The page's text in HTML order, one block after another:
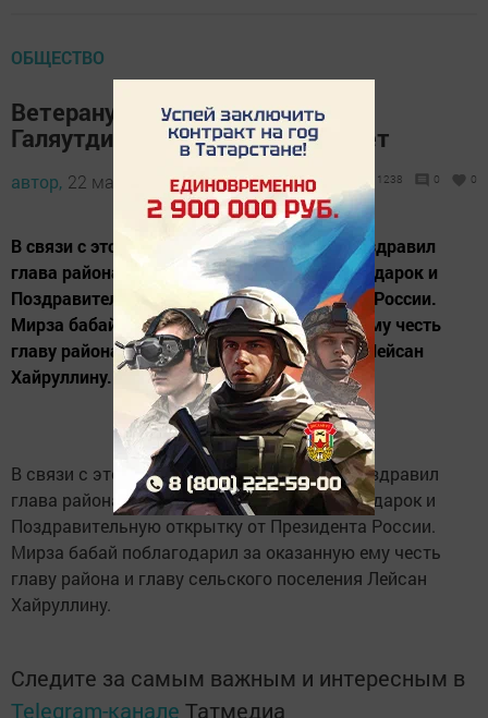
ОБЩЕСТВО
Ветерану войны Мирза абый
Галяутдинову исполнилось 90 лет
автор, 22 мая 2014 - 12:51 1238 0 0
В связи с этой памятной датой юбиляра поздравил
глава района Рашид Загидуллин, вручил подарок и
Поздравительную открытку от Президента России.
Мирза бабай поблагодарил за оказанную ему честь
главу района и главу сельского поселения Лейсан
Хайруллину.
В связи с этой памятной датой юбиляра поздравил
глава района Рашид Загидуллин, вручил подарок и
Поздравительную открытку от Президента России.
Мирза бабай поблагодарил за оказанную ему честь
главу района и главу сельского поселения Лейсан
Хайруллину.
Следите за самым важным и интересным в
Telegram-канале Татмедиа